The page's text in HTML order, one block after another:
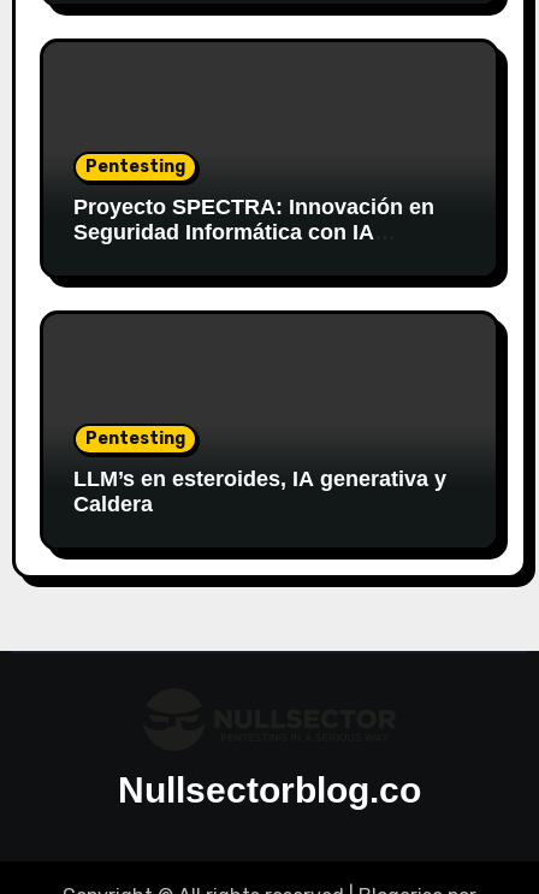
Pentesting
Proyecto SPECTRA: Innovación en
Seguridad Informática con IA
Pentesting
LLM’s en esteroides, IA generativa y
Caldera
Nullsectorblog.co